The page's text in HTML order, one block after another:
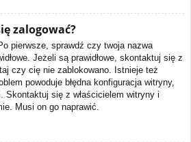
zalogować?
pierwsze, sprawdź czy twoja nazwa
Jeżeli są prawidłowe, skontaktuj się z
czy cię nie zablokowano. Istnieje też
powoduje błędna konfiguracja witryny,
Skontaktuj się z właścicielem witryny i
Musi on go naprawić.